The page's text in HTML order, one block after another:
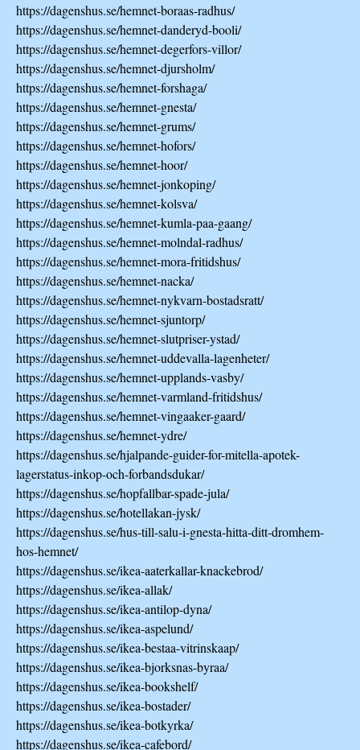
https://dagenshus.se/hemnet-boraas-radhus/
https://dagenshus.se/hemnet-danderyd-booli/
https://dagenshus.se/hemnet-degerfors-villor/
https://dagenshus.se/hemnet-djursholm/
https://dagenshus.se/hemnet-forshaga/
https://dagenshus.se/hemnet-gnesta/
https://dagenshus.se/hemnet-grums/
https://dagenshus.se/hemnet-hofors/
https://dagenshus.se/hemnet-hoor/
https://dagenshus.se/hemnet-jonkoping/
https://dagenshus.se/hemnet-kolsva/
https://dagenshus.se/hemnet-kumla-paa-gaang/
https://dagenshus.se/hemnet-molndal-radhus/
https://dagenshus.se/hemnet-mora-fritidshus/
https://dagenshus.se/hemnet-nacka/
https://dagenshus.se/hemnet-nykvarn-bostadsratt/
https://dagenshus.se/hemnet-sjuntorp/
https://dagenshus.se/hemnet-slutpriser-ystad/
https://dagenshus.se/hemnet-uddevalla-lagenheter/
https://dagenshus.se/hemnet-upplands-vasby/
https://dagenshus.se/hemnet-varmland-fritidshus/
https://dagenshus.se/hemnet-vingaaker-gaard/
https://dagenshus.se/hemnet-ydre/
https://dagenshus.se/hjalpande-guider-for-mitella-apotek-
lagerstatus-inkop-och-forbandsdukar/
https://dagenshus.se/hopfallbar-spade-jula/
https://dagenshus.se/hotellakan-jysk/
https://dagenshus.se/hus-till-salu-i-gnesta-hitta-ditt-dromhem-
hos-hemnet/
https://dagenshus.se/ikea-aaterkallar-knackebrod/
https://dagenshus.se/ikea-allak/
https://dagenshus.se/ikea-antilop-dyna/
https://dagenshus.se/ikea-aspelund/
https://dagenshus.se/ikea-bestaa-vitrinskaap/
https://dagenshus.se/ikea-bjorksnas-byraa/
https://dagenshus.se/ikea-bookshelf/
https://dagenshus.se/ikea-bostader/
https://dagenshus.se/ikea-botkyrka/
https://dagenshus.se/ikea-cafebord/